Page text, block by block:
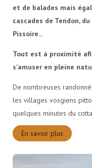
et de balades mais
cascades de Tendon,
Pissoire...
Tout est à proximité
s'amuser en pleine
De nombreuses
les villages vosgiens
quelques minutes du
En savoir plus